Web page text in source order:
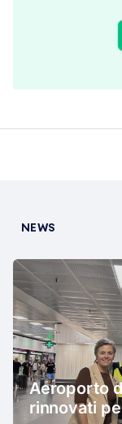
NEWS
Aeroporto
rinnovati